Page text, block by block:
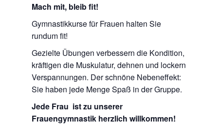
Mach mit, bleib fit!
Gymnastikkurse für Frauen halten Sie
rundum fit!
Gezielte Übungen verbessern die Kondition,
kräftigen die Muskulatur, dehnen und lockern
Verspannungen. Der schnöne Nebeneffekt:
Sie haben jede Menge Spaß in der Gruppe.
Jede Frau ist zu unserer
Frauengymnastik herzlich willkommen!